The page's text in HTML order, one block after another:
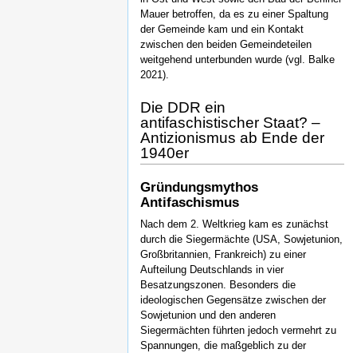
Mauer betroffen, da es zu einer Spaltung
der Gemeinde kam und ein Kontakt
zwischen den beiden Gemeindeteilen
weitgehend unterbunden wurde (vgl. Balke
2021).
Die DDR ein
antifaschistischer Staat? –
Antizionismus ab Ende der
1940er
Gründungsmythos
Antifaschismus
Nach dem 2. Weltkrieg kam es zunächst
durch die Siegermächte (USA, Sowjetunion,
Großbritannien, Frankreich) zu einer
Aufteilung Deutschlands in vier
Besatzungszonen. Besonders die
ideologischen Gegensätze zwischen der
Sowjetunion und den anderen
Siegermächten führten jedoch vermehrt zu
Spannungen, die maßgeblich zu der